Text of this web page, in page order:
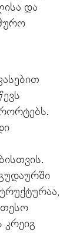
და
კრეიგ